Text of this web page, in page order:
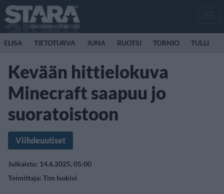
ELISA TIETOTURVA JUNA RUOTSI TORNIO TULLI
Kevään hittielokuva
Minecraft saapuu jo
suoratoistoon
Viihdeuutiset
Julkaistu: 14.6.2025, 05:00
Toimittaja: Tim Isokivi